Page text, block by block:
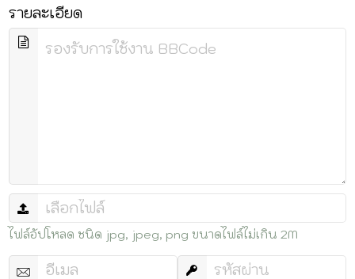
รายละเอียด
ไฟล์อัปโหลด ชนิด jpg, jpeg, png ขนาดไฟล์ไม่เกิน 2M